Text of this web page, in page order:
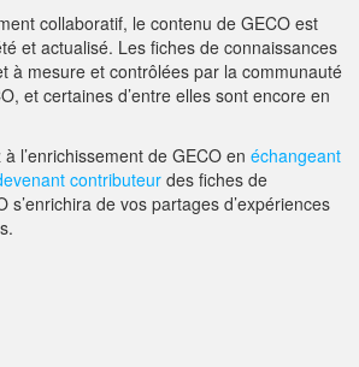
DE GECO AIDE
NOUS CONTACTER
collaboratif, le contenu de GECO est
et actualisé. Les fiches de connaissances
à mesure et contrôlées par la communauté
et certaines d’entre elles sont encore en
l’enrichissement de GECO en échangeant
contributeur des fiches de
s’enrichira de vos partages d’expériences